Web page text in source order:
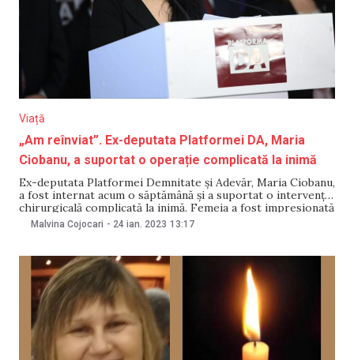
Viață
„Am reînviat”. Ex-deputata Platformei DA, Maria
Ciobanu, a suportat o operație complicată la inimă
Ex-deputata Platformei Demnitate și Adevăr, Maria Ciobanu,
a fost internat acum o săptămână și a suportat o intervenție
chirurgicală complicată la inimă. Femeia a fost impresionată
de competența medicilor de la IMSP Institutul de
Cardiologie și le mulțumește pentru că acum se simte mai
Malvina Cojocari - 24 ian. 2023 13:17